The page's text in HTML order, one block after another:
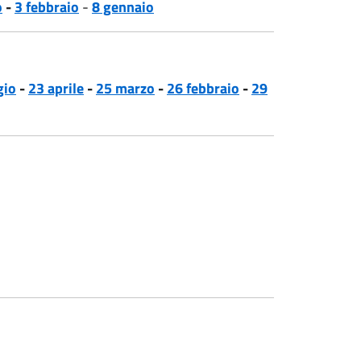
-3 febbraio -8 gennaio
-23 aprile-25 marzo -26 febbraio -29